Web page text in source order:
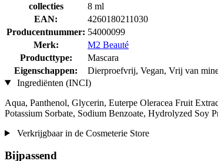
collecties
8 ml
EAN:
4260180211030
Producentnummer: 54000099
Merk:
M2 Beauté
Producttype:
Mascara
Eigenschappen:
Dierproefvrij, Vegan, Vrij van
Ingrediënten (INCI)
Aqua, Panthenol, Glycerin, Euterpe Oleracea Fruit
Potassium Sorbate, Sodium Benzoate, Hydrolyzed Soy
Verkrijgbaar in de Cosmeterie Store
Bijpassend